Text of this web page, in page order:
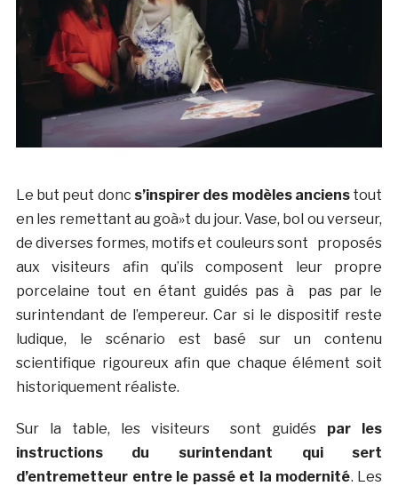
Le but peut donc s’inspirer des modèles ancienstout
en les remettant au goà»t du jour. Vase, bol ou verseur,
de diverses formes, motifs et couleurs sont proposés
aux visiteurs afin qu’ils composent leur propre
porcelaine tout en étant guidés pas à pas par le
surintendant de l’empereur. Car si le dispositif reste
ludique, le scénario est basé sur un contenu
scientifique rigoureux afin que chaque élément soit
historiquement réaliste.
Sur la table, les visiteurs sont guidés par les
instructions du surintendant qui sert
d’entremetteur entre le passé et la modernité. Les